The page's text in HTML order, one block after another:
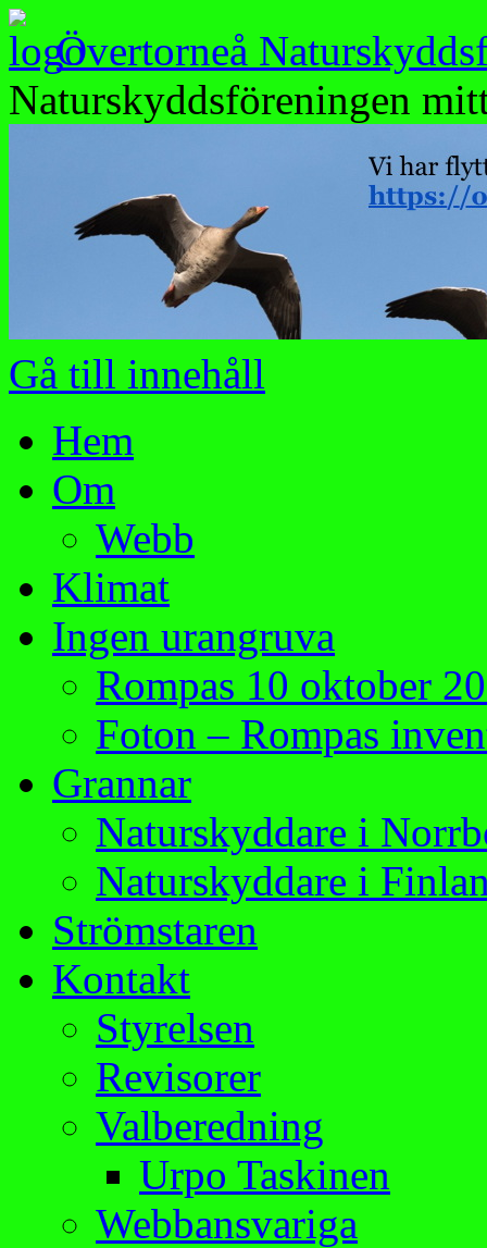
Övertorneå
Naturskyddsföreningen
Gå till innehåll
Hem
Om
Webb
Klimat
Ingen urangruva
Rompas 10 oktober
Foton – Rompas
Grannar
Naturskyddare i
Naturskyddare i
Strömstaren
Kontakt
Styrelsen
Revisorer
Valberedning
Urpo Taskinen
Webbansvariga